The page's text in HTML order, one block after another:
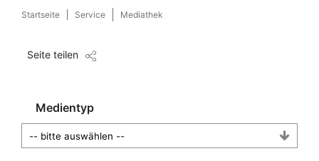
Startseite Service Mediathek
Seite teilen
Medientyp